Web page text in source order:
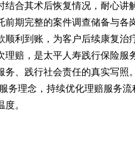
结合其术后恢复情况，耐心讲
前期完整的案件调查储备与各
顺利到账，为客户后续康复治
，是太平人寿践行保险服
务、践行社会责任的真实写照
务理念，持续优化理赔服务
度。